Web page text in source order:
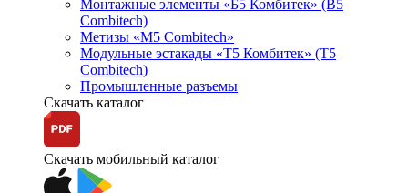
Монтажные элементы «Б5 Комбитек» (B5
Combitech)
Метизы «M5 Combitech»
Модульные эстакады «Т5 Комбитек» (T5
Combitech)
Промышленные разъемы
Скачать каталог
Скачать мобильный каталог